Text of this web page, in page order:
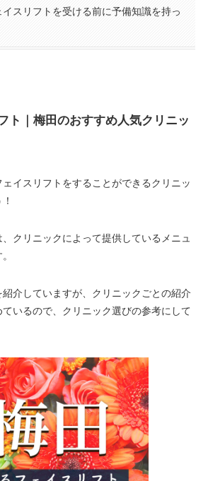
スリフトを受ける前に予備知識を持っ
ト｜梅田のおすすめ人気クリニッ
イスリフトをすることができるクリニッ
クリニックによって提供しているメニュ
介していますが、クリニックごとの紹介
いるので、クリニック選びの参考にして